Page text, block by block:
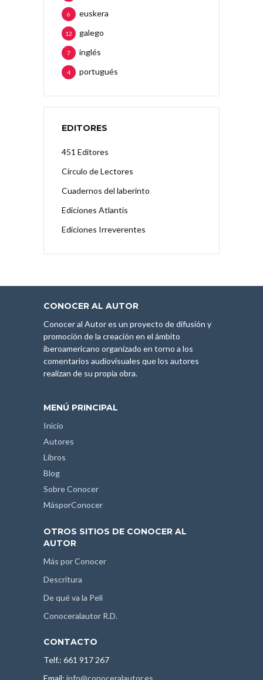
euskera
6
galego
12
inglés
7
portugués
4
EDITORES
451 Editores
Círculo de Lectores
Cuadernos del laberinto
Ediciones Atlantis
Ediciones Irreverentes
CONOCER AL AUTOR
Conocer al Autor es un proyecto de difusión y
promoción de la creación en el ámbito
iberoamericano organizado en torno a los
comentarios audiovisuales que los autores
realizan de su propia obra.
MENÚ PRINCIPAL
Inicio
Autores
Libros
Blog
Sobre Conocer
MásporConocer
OTROS SITIOS DE CONOCER AL
AUTOR
Más por Conocer
Descritura
De qué va la Peli
Conoceralautor R.D.
CONTACTO
Telf.: 661 917 267
Email: info@conoceralautor.es